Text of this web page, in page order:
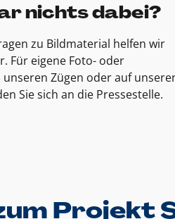
nichts dabei?
zu Bildmaterial helfen wir
Für eigene Foto- oder
Zügen oder auf
Sie sich an die Pressestelle.
Projekt